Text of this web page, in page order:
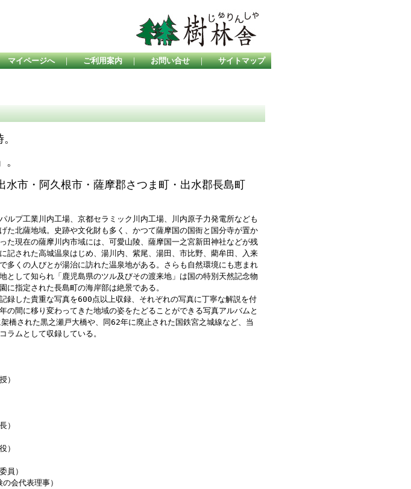
マイページへ ｜ ご利用案内 ｜ お問い合せ ｜ サイトマップ
水市・阿久根市・薩摩郡さつま町・出水郡長島町
ルプ工業川内工場、京都セラミック川内工場、川内原子力発電所なども
た北薩地域。史跡や文化財も多く、かつて薩摩国の国衙と国分寺が置か
た現在の薩摩川内市域には、可愛山陵、薩摩国一之宮新田神社などが残
記された高城温泉はじめ、湯川内、紫尾、湯田、市比野、藺牟田、入来
多くの人びとが湯治に訪れた温泉地がある。さらも自然環境にも恵まれ
として知られ「鹿児島県のツル及びその渡来地」は国の特別天然記念物
に指定された長島町の海岸部は絶景である。
録した貴重な写真を600点以上収録、それぞれの写真に丁寧な解説を付
の間に移り変わってきた地域の姿をたどることができる写真アルバムと
橋された黒之瀬戸大橋や、同62年に廃止された国鉄宮之城線など、当
ラムとして収録している。
）
）
）
員）
会代表理事）